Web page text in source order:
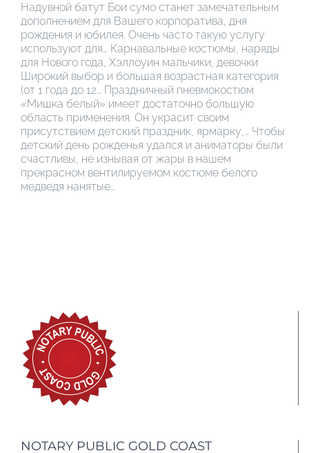
Надувной батут Бои сумо станет замечательным
дополнением для Вашего корпоратива, дня
рождения и юбилея. Очень часто такую услугу
используют для… Карнавальные костюмы, наряды
для Нового года, Хэллоуин мальчики, девочки
Широкий выбор и большая возрастная категория
(от 1 года до 12… Праздничный пневмокостюм
«Мишка белый» имеет достаточно большую
область применения. Он украсит своим
присутствием детский праздник, ярмарку,… Чтобы
детский день рожденья удался и аниматоры были
счастливы, не изнывая от жары в нашем
прекрасном вентилируемом костюме белого
медведя нанятые…
NOTARY PUBLIC GOLD COAST